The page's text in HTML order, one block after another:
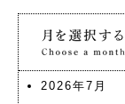
2026年7月